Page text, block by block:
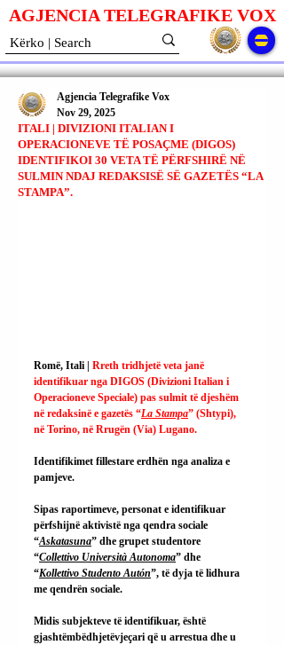
AGJENCIA TELEGRAFIKE VOX
ITALI | DIVIZIONI ITALIAN I
OPERACIONEVE TË POSAÇME (DIGOS)
IDENTIFIKOI 30 VETA TË PËRFSHIRË NË
SULMIN NDAJ REDAKSISË SË GAZETËS “LA
STAMPA”.
Agjencia Telegrafike Vox
Nov 29, 2025
Romë, Itali | Rreth tridhjetë veta janë
identifikuar nga DIGOS (Divizioni Italian i
Operacioneve Speciale) pas sulmit të djeshëm
në redaksinë e gazetës “La Stampa” (Shtypi),
në Torino, në Rrugën (Via) Lugano.
Identifikimet fillestare erdhën nga analiza e
pamjeve.
Sipas raportimeve, personat e identifikuar
përfshijnë aktivistë nga qendra sociale
“Askatasuna” dhe grupet studentore
“Collettivo Università Autonoma” dhe
“Kollettivo Studento Autón”, të dyja të lidhura
me qendrën sociale.
Midis subjekteve të identifikuar, është
gjashtëmbëdhjetëvjeçari që u arrestua dhe u